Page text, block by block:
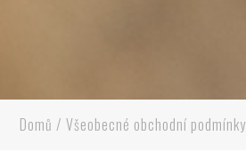
Domů /Všeobecné obchodní podmínky